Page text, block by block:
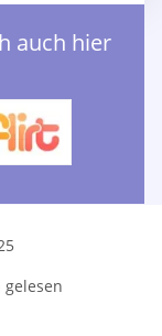
auch hier
gelesen